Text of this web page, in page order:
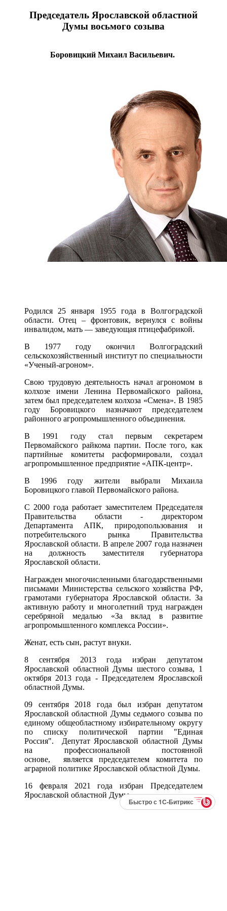
Председатель Ярославской областной
Думы восьмого созыва
Боровицкий Михаил Васильевич.
Родился 25 января 1955 года в Волгоградской
области. Отец – фронтовик, вернулся с войны
инвалидом, мать — заведующая птицефабрикой.
В 1977 году окончил Волгоградский
сельскохозяйственный институт по специальности
«Ученый-агроном».
Свою трудовую деятельность начал агрономом в
колхозе имени Ленина Первомайского района,
затем был председателем колхоза «Смена». В 1985
году Боровицкого назначают председателем
районного агропромышленного объединения.
В 1991 году стал первым секретарем
Первомайского райкома партии. После того, как
партийные комитеты расформировали, создал
агропромышленное предприятие «АПК-центр».
В 1996 году жители выбрали Михаила
Боровицкого главой Первомайского района.
С 2000 года работает заместителем Председателя
Правительства области - директором
Департамента АПК, природопользования и
потребительского рынка Правительства
Ярославской области. В апреле 2007 года назначен
на должность заместителя губернатора
Ярославской области.
Награжден многочисленными благодарственными
письмами Министерства сельского хозяйства РФ,
грамотами губернатора Ярославской области. За
активную работу и многолетний труд награжден
серебряной медалью «За вклад в развитие
агропромышленного комплекса России».
Женат, есть сын, растут внуки.
8 сентября 2013 года избран депутатом
Ярославской областной Думы шестого созыва, 1
октября 2013 года - Председателем Ярославской
областной Думы.
09 сентября 2018 года был избран депутатом
Ярославской областной Думы седьмого созыва по
единому общеобластному избирательному округу
по списку политической партии "Единая
Россия". Депутат Ярославской областной Думы
на профессиональной постоянной
основе, является председателем комитета по
аграрной политике Ярославской областной Думы.
16 февраля 2021 года избран Председателем
Ярославской областной Думы
Быстро с 1С-Битрикс